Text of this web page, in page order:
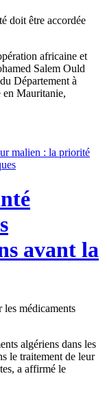
africaine et
Salem Ould
Département à
en Mauritanie,
malien : la priorité
avant la
algériens dans les
le traitement de leur
a affirmé le